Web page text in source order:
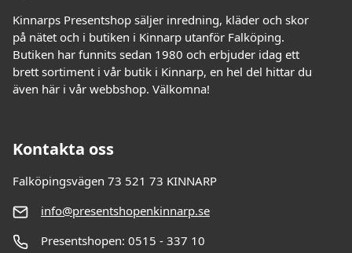
Kinnarps Presentshop säljer inredning, kläder och skor
på nätet och i butiken i Kinnarp utanför Falköping.
Butiken har funnits sedan 1980 och erbjuder idag ett
brett sortiment i vår butik i Kinnarp, en hel del hittar du
även här i vår webbshop. Välkomna!
Kontakta oss
Falköpingsvägen 73 521 73 KINNARP
info@presentshopenkinnarp.se
Presentshopen: 0515 - 337 10